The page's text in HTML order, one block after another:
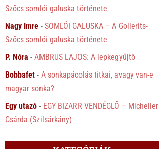
Szőcs somlói galuska története
Nagy Imre -SOMLÓI GALUSKA – A Gollerits-
Szőcs somlói galuska története
P. Nóra -AMBRUS LAJOS: A lepkegyűjtő
Bobbafet -A sonkapácolás titkai, avagy van-e
magyar sonka?
Egy utazó - EGY BIZARR VENDÉGLŐ – Micheller
Csárda (Szilsárkány)